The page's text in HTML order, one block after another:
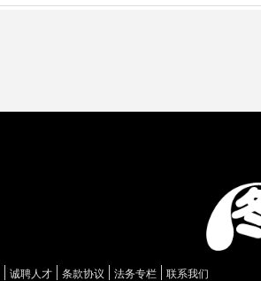
诚聘人才 条款协议 法务专栏
联系我们